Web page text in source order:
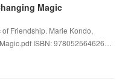
Magic
Friendship. Marie Kondo,
ISBN: 978052564626…